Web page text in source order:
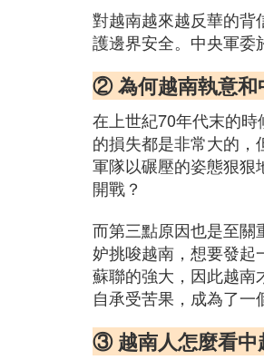
對越南越來越反華的背
護邊界安全。中央軍委
② 為何越南執意和
在上世紀70年代末的
的損失都是非常大的
軍隊以碾壓的姿態狠狠
開戰？
而第三點原因也是至關
妒挑唆越南，想要發
蘇聯的強大，因此越南
自承受苦果，成為了一
③ 越南人怎麼看中